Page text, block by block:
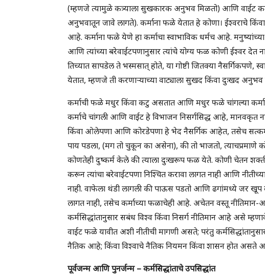
(म्हणजे त्यामुळे कत्र्याला सुखकारक अनुभव मिळतो) आणि वाईट
अनुभवातून जावे लागते). कर्माना फळे येतात हे कोणा। ईश्वराचे किंवा
आहे. कर्माना फळे येणे हा कर्माचा स्वाभाविक धर्मच आहे. मनुष्यांच्या
आणि त्यांच्या बरेवाईटपणानुसार त्यांचे योग्य फळ कोणी ईश्वर
तिच्यात सापडेल ते भस्मसात् होते, या गोष्टी जितक्या नैसर्गिकपणे,
येतात, म्हणजे ती करणार्‍याच्या वाट्याला सुखद किंवा दुःखद अनुभव
कर्माची फळे मधुर किंवा कटु असतात आणि मधुर फळे चांगल्या
कर्माचे चांगली आणि वाईट हे विभाजन निसर्गसिद्ध आहे,
किंवा ओलेपणा आणि कोरडेपणा हे भेद नैसर्गिक आहेत, तसेच
पाय पडला, (मग तो चुकून का असेना), की तो भाजतो,
कोणतेही दुष्कर्म केले की त्याला दुःखरूप फळ येते. कोणी चेतन
करून त्यांचा बरेवाईटपणा निश्चित करावा लागत नाही आणि
नाही. वाफेला थंडी लागली की पाऊस पडतो आणि ढगांमध्ये जर
लागत नाही, तसेच कर्माच्या फळाचेही आहे. अचेतन वस्तू
कर्मसिद्धांतानुसार सबंध विश्व किंवा निसर्ग नीतिमान आहे असे
वाईट फळे यावीत अशी नीतीची मागणी असते; परंतु
नैतिक आहे; किंवा विश्वाचे नैतिक नियमन किंवा शासन होत असते
पूर्वजन्म आणि पुनर्जन्म – कर्मसिद्धांताचे उपसिद्धांत